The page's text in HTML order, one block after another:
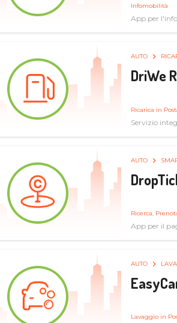
Infomobilità
App per
AUTO
DriWe
Ricarica in
Servizio
AUTO
Ricerca,
App per il
AUTO
Lavaggio in